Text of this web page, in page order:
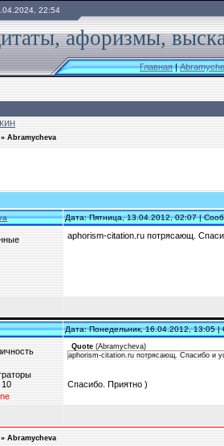
22:54
афоризмы,
Главная|
Abramycheva
Дата: Пятница, 13.04.2012, 02:07 |
aphorism-citation.ru потрясающ.
Дата: Понедельник, 16.04.2012, 13:05
10
Quote (Abramycheva)
aphorism-citation.ru потрясающ. Спасибо и
Спасибо. Приятно )
Abramycheva